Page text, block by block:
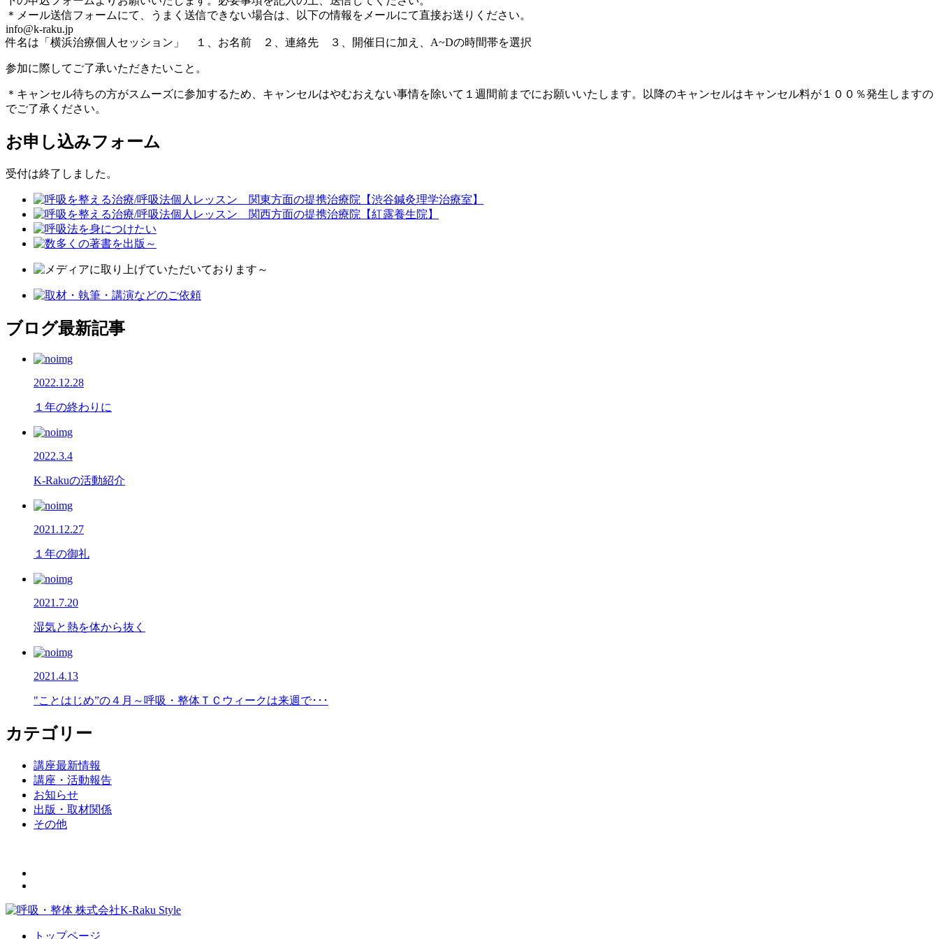
＊メール送信フォームにて、うまく送信できない場合は、以下の情報をメールにて直接お送りください。
info@k-raku.jp
件名は「横浜治療個人セッション」 １、お名前 ２、連絡先 ３、開催日に加え、A~Dの時間帯を選択
参加に際してご了承いただきたいこと。
＊キャンセル待ちの方がスムーズに参加するため、キャンセルはやむおえない事情を除いて１週間前までにお願いいたします。以降のキャンセルはキャンセル料が１００％発生しますの
でご了承ください。
お申し込みフォーム
受付は終了しました。
ブログ最新記事
2022.12.28
１年の終わりに
2022.3.4
K-Rakuの活動紹介
2021.12.27
１年の御礼
2021.7.20
湿気と熱を体から抜く
2021.4.13
"ことはじめ”の４月～呼吸・整体ＴＣウィークは来週で･･･
カテゴリー
講座最新情報
講座・活動報告
お知らせ
出版・取材関係
その他
トップページ